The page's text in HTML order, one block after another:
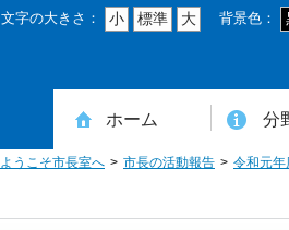
文字の大きさ： 小 標準 大 背景色：
ホーム 分
住民登録・戸籍・印鑑・マイ
税・年金・国民健康保険・後
教育・文化・スポーツ・人権
健康・医療・介護・福祉・食育
消防・防災・安全・環境・ご
商工・労働・消費者行政
入札・契約・工事・委託
農業・林業・農業委員会事務局
道路・都市計画・地籍・交通
議会・選管・監査
まちづくり・財政・管財・各
本庁舎案内図
庁舎案内
行政組織
人口・世帯数・高齢者人口
豊後大野市の概要
豊後大野市の歴史
合併経過
市章・市民憲章・市花・市木等
豊後大野市友好交流協定
豊後大野市のすがた
豊後大野市の観光
豊後大野市の各種計画
ようこそ市長室へ
名誉市民
豊後大野市ふるさと大使
ようこそ市長室へ 市長の活動報告 令和元年